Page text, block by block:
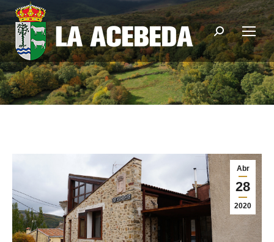
Buscar:
Abr
28
2020